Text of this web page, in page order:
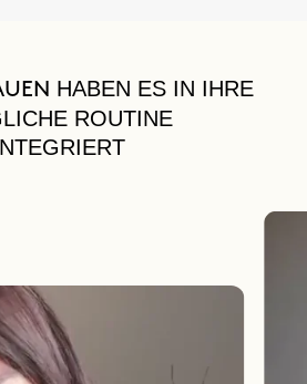
HABEN ES IN IHRE
ROUTINE